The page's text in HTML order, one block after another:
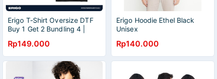
Erigo T-Shirt Oversize DTF
Buy 1 Get 2 Bundling 4 |
1
Rp149.000
Erigo Hoodie Ethel Black
Unisex
Rp140.000